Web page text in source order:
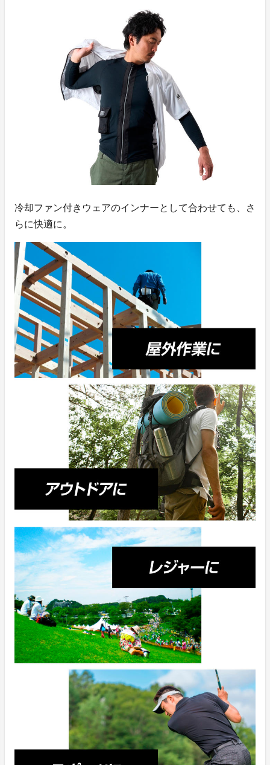
冷却ファン付きウェアのインナーとして合わせても、さ
らに快適に。